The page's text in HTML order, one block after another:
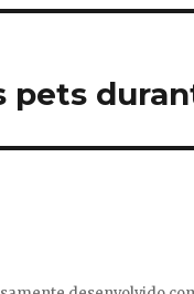
pets